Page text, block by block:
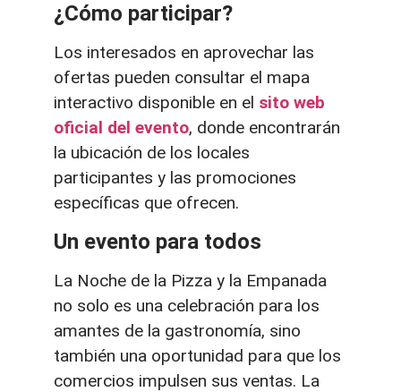
¿Cómo participar?
Los interesados en aprovechar las
ofertas pueden consultar el mapa
interactivo disponible en el sito web
oficial del evento, donde encontrarán
la ubicación de los locales
participantes y las promociones
específicas que ofrecen.
Un evento para todos
La Noche de la Pizza y la Empanada
no solo es una celebración para los
amantes de la gastronomía, sino
también una oportunidad para que los
comercios impulsen sus ventas. La